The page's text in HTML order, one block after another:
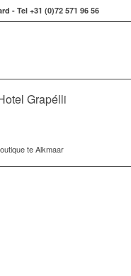
- Tel +31 (0)72 571 96 56
Grapélli
te Alkmaar